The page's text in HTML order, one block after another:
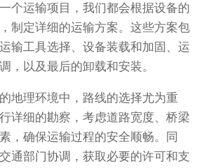
个运输项目，我们都会根据设备的
制定详细的运输方案。这些方案包
输工具选择、设备装载和加固、运
，以及最后的卸载和安装。
地理环境中，路线的选择尤为重
详细的勘察，考虑道路宽度、桥梁
，确保运输过程的安全顺畅。同
通部门协调，获取必要的许可和支